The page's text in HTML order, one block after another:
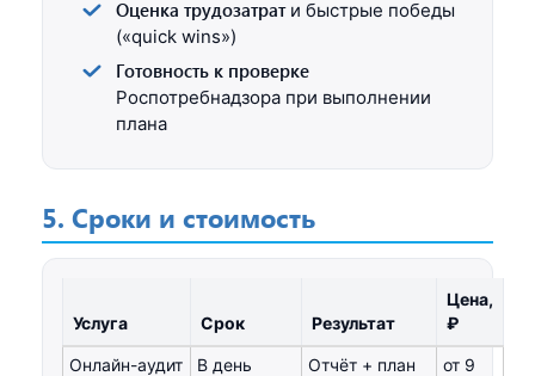
Оценка трудозатрати быстрые победы
(«quick wins»)
Готовность к проверке
Роспотребнадзора при выполнении
плана
5. Сроки и стоимость
Услуга Срок Результат
Цена,
₽
Онлайн-аудит
В день
Отчёт + план
от 9